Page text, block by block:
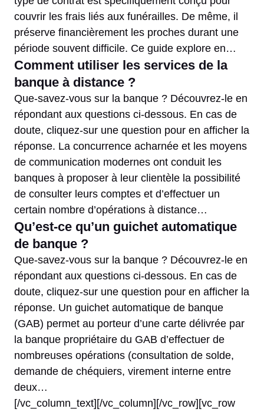
couvrir les frais liés aux funérailles. De même, il
préserve financièrement les proches durant une
période souvent difficile. Ce guide explore en…
Comment utiliser les services de la
banque à distance ?
Que-savez-vous sur la banque ? Découvrez-le en
répondant aux questions ci-dessous. En cas de
doute, cliquez-sur une question pour en afficher la
réponse. La concurrence acharnée et les moyens
de communication modernes ont conduit les
banques à proposer à leur clientèle la possibilité
de consulter leurs comptes et d’effectuer un
certain nombre d’opérations à distance…
Qu’est-ce qu’un guichet automatique
de banque ?
Que-savez-vous sur la banque ? Découvrez-le en
répondant aux questions ci-dessous. En cas de
doute, cliquez-sur une question pour en afficher la
réponse. Un guichet automatique de banque
(GAB) permet au porteur d’une carte délivrée par
la banque propriétaire du GAB d’effectuer de
nombreuses opérations (consultation de solde,
demande de chéquiers, virement interne entre
deux…
[/vc_column_text][/vc_column][/vc_row][vc_row